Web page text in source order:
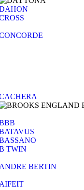
TWIN
BERTIN